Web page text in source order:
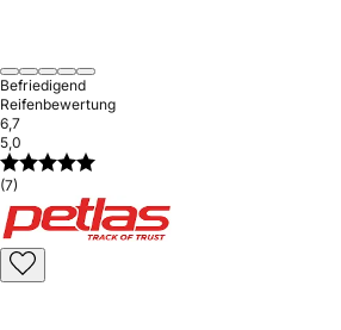
Befriedigend
Reifenbewertung
6,7
5,0
(7)